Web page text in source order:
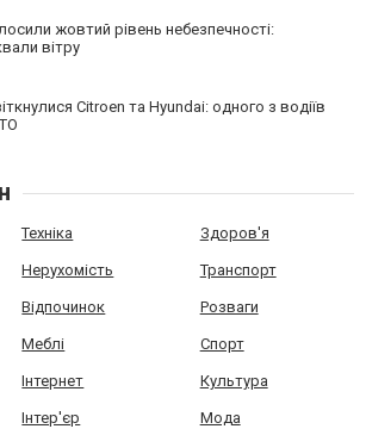
жовтий рівень небезпечності:
вітру
Citroen та Hyundai: одного з водіїв
Техніка Здоров'я
Нерухомість Транспорт
Відпочинок Розваги
Меблі Спорт
Інтернет Культура
Інтер'єр Мода